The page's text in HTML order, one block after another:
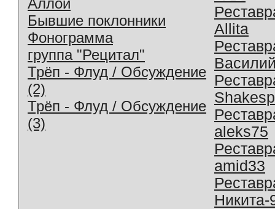
Бывшие поклонники
Фонограмма
группа "Рецитал"
Трёп - Флуд / Обсуждение
(2)
Трёп - Флуд / Обсуждение
(3)
Allita
aleks75
amid33
Никита-